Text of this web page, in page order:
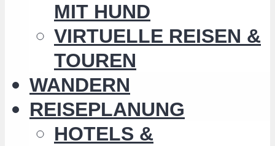
MIT HUND
VIRTUELLE REISEN &
TOUREN
WANDERN
REISEPLANUNG
HOTELS &